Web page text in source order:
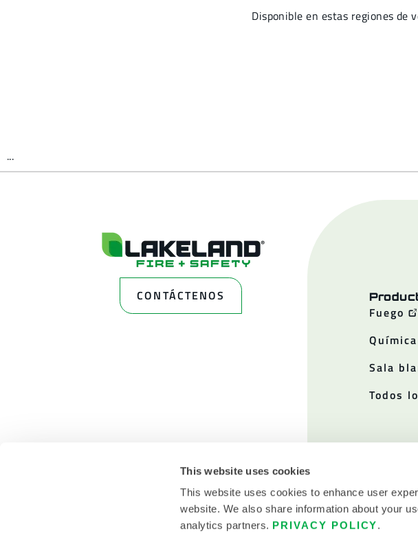
This website uses cookies
This website uses cookies to enhance user
website. We also share information about your
analytics partners. PRIVACY POLICY.
Disponible en estas regiones de
...
CONTÁCTENOS
Fuego
Química
Sala
Todos